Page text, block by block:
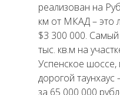
реализован на
км от МКАД – это
$3 300 000.
тыс. кв.м на
Успенское
дорогой
за 65 000 000